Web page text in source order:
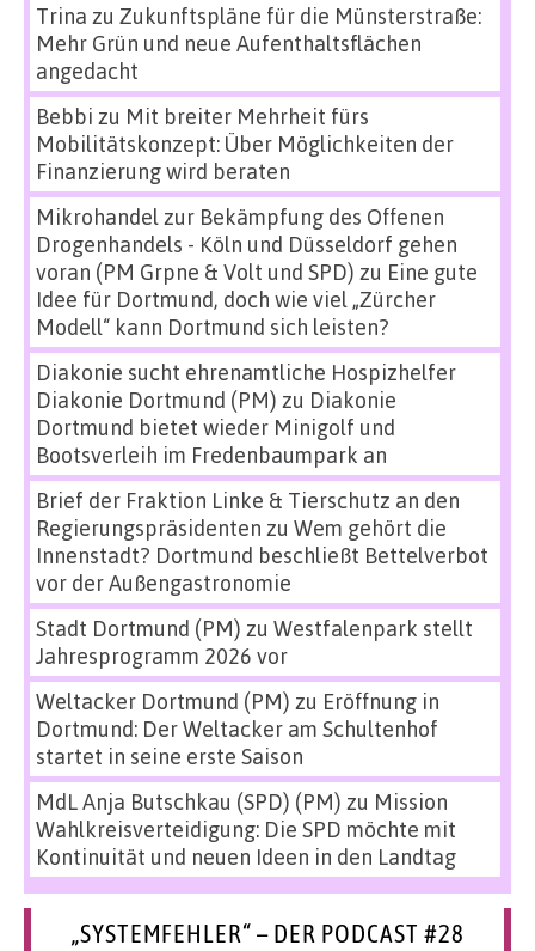
Trina zu Zukunftspläne für die Münsterstraße:
Mehr Grün und neue Aufenthaltsflächen
angedacht
Bebbi zu Mit breiter Mehrheit fürs
Mobilitätskonzept: Über Möglichkeiten der
Finanzierung wird beraten
Mikrohandel zur Bekämpfung des Offenen
Drogenhandels - Köln und Düsseldorf gehen
voran (PM Grpne & Volt und SPD) zu Eine gute
Idee für Dortmund, doch wie viel „Zürcher
Modell“ kann Dortmund sich leisten?
Diakonie sucht ehrenamtliche Hospizhelfer
Diakonie Dortmund (PM) zu Diakonie
Dortmund bietet wieder Minigolf und
Bootsverleih im Fredenbaumpark an
Brief der Fraktion Linke & Tierschutz an den
Regierungspräsidenten zu Wem gehört die
Innenstadt? Dortmund beschließt Bettelverbot
vor der Außengastronomie
Stadt Dortmund (PM) zu Westfalenpark stellt
Jahresprogramm 2026 vor
Weltacker Dortmund (PM) zu Eröffnung in
Dortmund: Der Weltacker am Schultenhof
startet in seine erste Saison
MdL Anja Butschkau (SPD) (PM) zu Mission
Wahlkreisverteidigung: Die SPD möchte mit
Kontinuität und neuen Ideen in den Landtag
„SYSTEMFEHLER“ – DER PODCAST #28